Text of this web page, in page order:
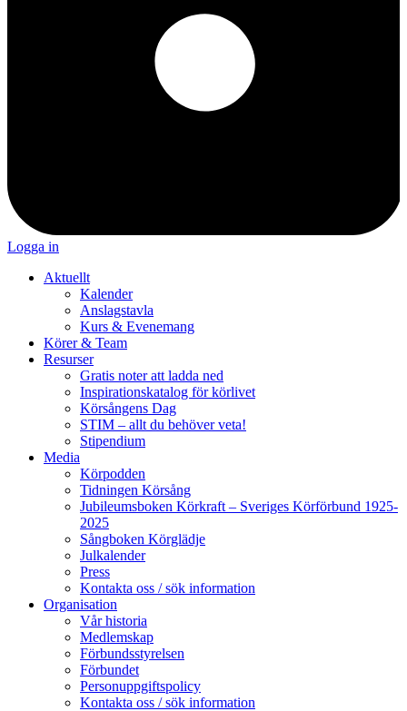
Logga in
Aktuellt
Kalender
Anslagstavla
Kurs & Evenemang
Körer & Team
Resurser
Gratis noter att ladda ned
Inspirationskatalog för körlivet
Körsångens Dag
STIM – allt du behöver veta!
Stipendium
Media
Körpodden
Tidningen Körsång
Jubileumsboken Körkraft – Sveriges Körförbund 1925-
2025
Sångboken Körglädje
Julkalender
Press
Kontakta oss / sök information
Organisation
Vår historia
Medlemskap
Förbundsstyrelsen
Förbundet
Personuppgiftspolicy
Kontakta oss / sök information